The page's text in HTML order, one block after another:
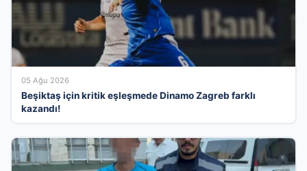
05 Ağu 2026
Beşiktaş için kritik eşleşmede Dinamo Zagreb farklı
kazandı!